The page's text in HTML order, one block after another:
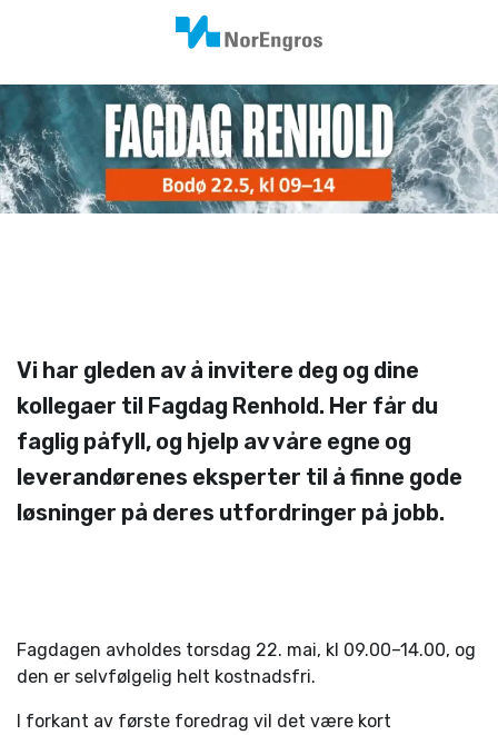
Vi har gleden av å invitere deg og dine
kollegaer til Fagdag Renhold. Her får du
faglig påfyll, og hjelp av våre egne og
leverandørenes eksperter til å finne gode
løsninger på deres utfordringer på jobb.
Fagdagen avholdes torsdag 22. mai, kl 09.00–14.00, og
den er selvfølgelig helt kostnadsfri.
I forkant av første foredrag vil det være kort